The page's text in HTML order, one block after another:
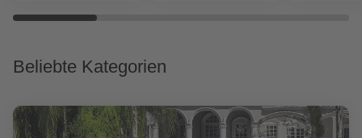
Beliebte Kategorien